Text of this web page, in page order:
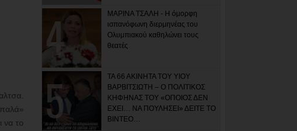
να το
ΜΑΡΙΝΑ ΤΣΑΛΗ - Η όμορφη
ισπανόφωνη διερμηνέας του
Ολυμπιακού καθηλώνει τους
θεατές
ΤΑ 66 ΑΚΙΝΗΤΑ ΤΟΥ ΥΙΟΥ
ΒΑΡΒΙΤΣΙΩΤΗ – Ο ΠΟΛΙΤΙΚΟΣ
ΚΗΦΗΝΑΣ ΤΟΥ «ΟΠΟΙΟΣ ΔΕΝ
ΕΧΕΙ… ΝΑ ΠΟΥΛΗΣΕΙ» ΔΕΙΤΕ ΤΟ
ΒΙΝΤΕΟ…